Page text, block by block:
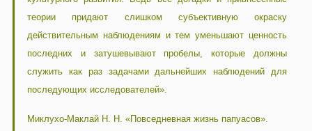
теории придают слишком субъективную окраску
действительным наблюдениям и тем уменьшают ценность
последних и затушевывают пробелы, которые должны
служить как раз задачами дальнейших наблюдений для
последующих исследователей».
Миклухо-Маклай Н. H. «Повседневная жизнь папуасов».